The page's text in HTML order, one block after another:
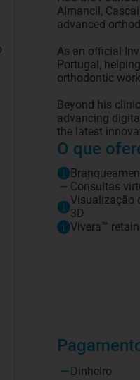
Almancil,
advanced
As an official
Portugal,
orthodontic
Beyond his
advancing
the latest
O que
Consultas
Visualização
3D
Vivera™
Dinheiro